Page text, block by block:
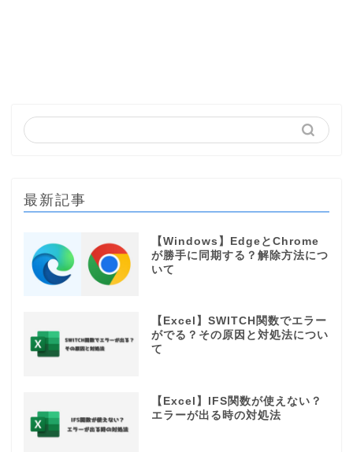
最新記事
【Windows】EdgeとChrome
が勝手に同期する？解除方法につ
いて
【Excel】SWITCH関数でエラー
がでる？その原因と対処法につい
て
【Excel】IFS関数が使えない？
エラーが出る時の対処法